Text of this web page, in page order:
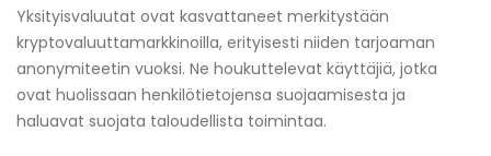
Yksityisvaluutat ovat kasvattaneet merkitystään
kryptovaluuttamarkkinoilla, erityisesti niiden tarjoaman
anonymiteetin vuoksi. Ne houkuttelevat käyttäjiä, jotka
ovat huolissaan henkilötietojensa suojaamisesta ja
haluavat suojata taloudellista toimintaa.